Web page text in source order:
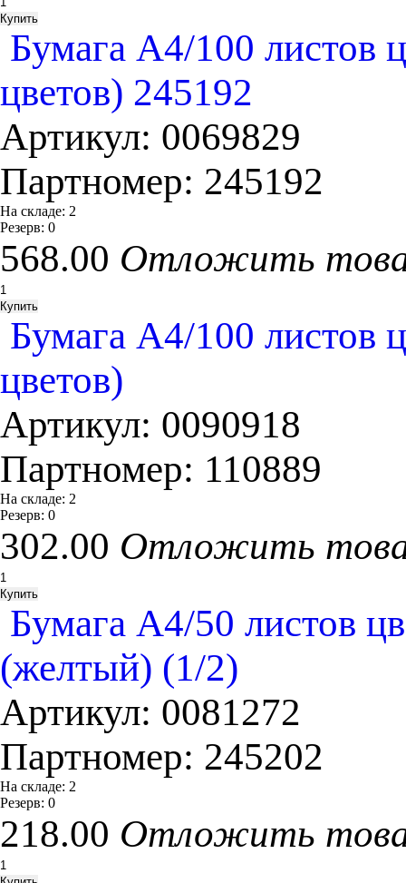
Бумага А4/100 листов
цветов) 245192
Артикул: 0069829
Партномер: 245192
На складе: 2
Резерв: 0
568.00 Отложить
Бумага А4/100 листов
цветов)
Артикул: 0090918
Партномер: 110889
На складе: 2
Резерв: 0
302.00 Отложить
Бумага А4/50 листов
(желтый) (1/2)
Артикул: 0081272
Партномер: 245202
На складе: 2
Резерв: 0
218.00 Отложить